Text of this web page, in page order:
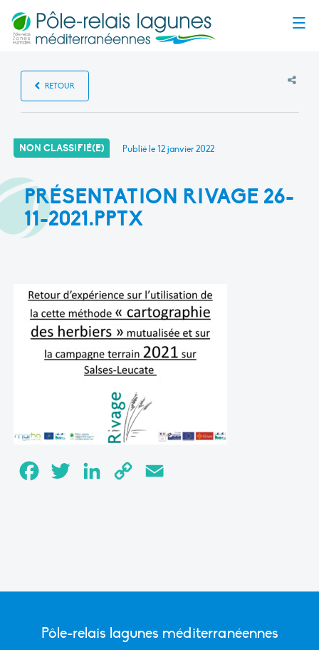
RETOUR
NON CLASSIFIÉ(E) Publié le12 janvier 2022
PRÉSENTATION RIVAGE 26-
11-2021.PPTX
FacebookTwitter LinkedInCopy
Pôle-relais lagunes méditerranéennes